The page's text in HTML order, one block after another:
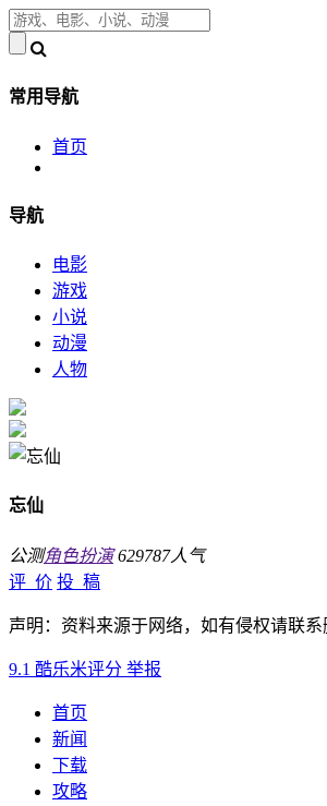
常用导航
首页
导航
电影
游戏
小说
动漫
人物
忘仙
公测角色扮演 629787人气
评 价 投 稿
声明：资料来源于网络，如有侵权请联系
9.1 酷乐米评分 举报
首页
新闻
下载
攻略